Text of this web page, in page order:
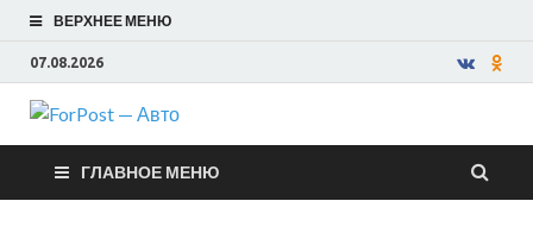
ВЕРХНЕЕ МЕНЮ
07.08.2026
ForPost —
Авто
ГЛАВНОЕ МЕНЮ